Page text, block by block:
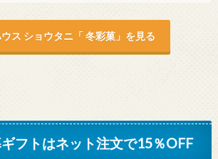
ス ショウタニ「 冬彩菓」を見る
フトはネット注文で15％OFF